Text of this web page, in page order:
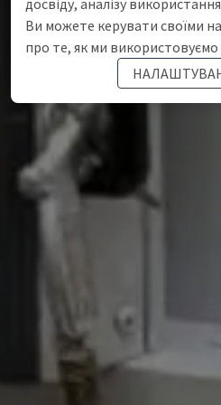
досвіду, аналізу
Ви можете керувати своїми
про те, як ми використовуємо